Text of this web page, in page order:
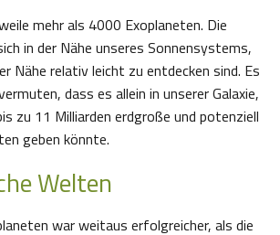
mehr als 4000 Exoplaneten. Die
in der Nähe unseres Sonnensystems,
Nähe relativ leicht zu entdecken sind. Es
dass es allein in unserer Galaxie,
zu 11 Milliarden erdgroße und potenziell
geben könnte.
Welten
war weitaus erfolgreicher, als die